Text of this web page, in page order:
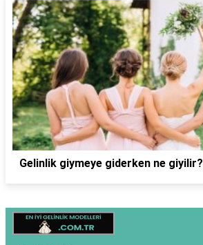
Gelinlik giymeye giderken ne giyilir?